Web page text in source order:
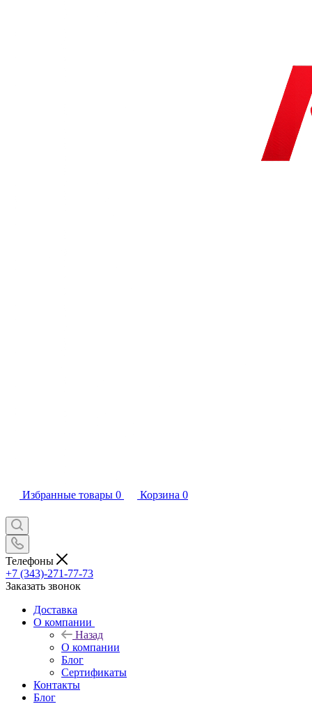
Избранные товары 0 Корзина 0
Телефоны
+7 (343)-271-77-73
Заказать звонок
Доставка
О компании
Назад
О компании
Блог
Сертификаты
Контакты
Блог